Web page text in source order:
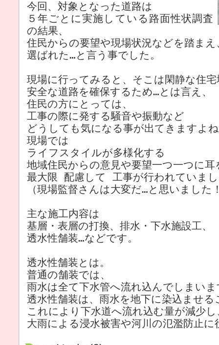
今回、対象となった道路は
５年ごとに実施している路面性状調査
の結果、
住民からの要望や現場状況などを踏まえ
選ばれた…と言う事でした。
現場に行ってみると、そこは閑静な住宅
安全な道路を確保するため…とは言え、
住民の方にとっては、
工事の際に発する騒音や振動など
どうしても気になる事が出てきますよ
現場では
ライフスタイルが多様化する
地域住民からの意見や要望一つ一つに耳
最大限 配慮して 工事が行われていま
（現場監督さんは大変だ…と思いました
主な施工内容は
基層・表層の打換、排水・下水施設工、
透水性舗装…などです。
透水性舗装とは。
普通の舗装では、
雨水は全て下水管へ流れ込んでしまい
透水性舗装は、雨水を地下に染込ませ
これにより下水道へ流れ込む量が減少し
大雨による浸水被害や河川の氾濫防止に